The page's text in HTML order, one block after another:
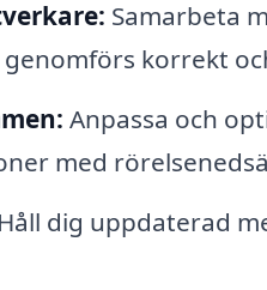
Samarbeta
korrekt
Anpassa och
med
Håll dig uppdaterad